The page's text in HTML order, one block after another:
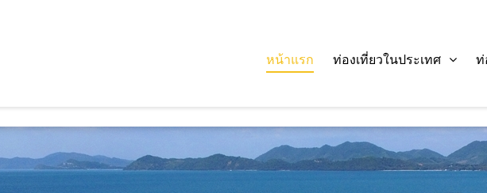
หน้าแรก ท่องเที่ยวในประเทศ ท่